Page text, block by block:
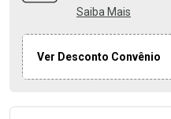
Saiba Mais
Ver Desconto Convênio